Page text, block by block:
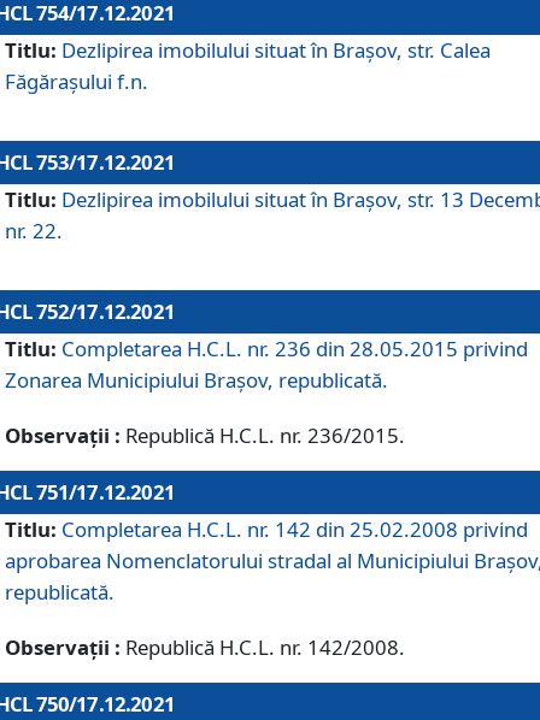
754/17.12.2021
Titlu: Dezlipirea imobilului situat în Brașov, str. Calea
Făgărașului f.n.
753/17.12.2021
Titlu: Dezlipirea imobilului situat în Brașov, str. 13
nr. 22.
752/17.12.2021
Titlu: Completarea H.C.L. nr. 236 din 28.05.2015 privind
Zonarea Municipiului Braşov, republicată.
Observații : Republică H.C.L. nr. 236/2015.
751/17.12.2021
Titlu: Completarea H.C.L. nr. 142 din 25.02.2008 privind
aprobarea Nomenclatorului stradal al Municipiului
republicată.
Observații : Republică H.C.L. nr. 142/2008.
750/17.12.2021